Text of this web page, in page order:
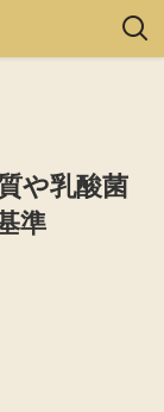
や乳酸菌
準